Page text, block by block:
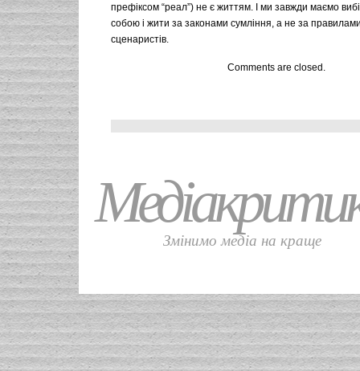
префіксом “реал”) не є життям. І ми завжди маємо
собою і жити за законами сумління, а не за
сценаристів.
Comments are closed.
Змінимо медіа на краще